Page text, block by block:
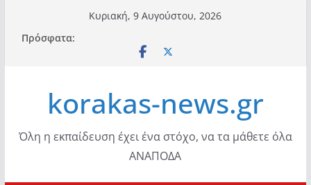
περιεχόμενο
Κυριακή, 9 Αυγούστου, 2026
Πρόσφατα:
korakas-news.gr
Όλη η εκπαίδευση έχει ένα στόχο, να τα μάθετε όλα
ΑΝΑΠΟΔΑ